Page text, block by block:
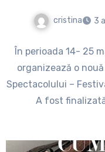
cristina 3
În perioada 14- 25
organizează o
Spectacolului –
A fost